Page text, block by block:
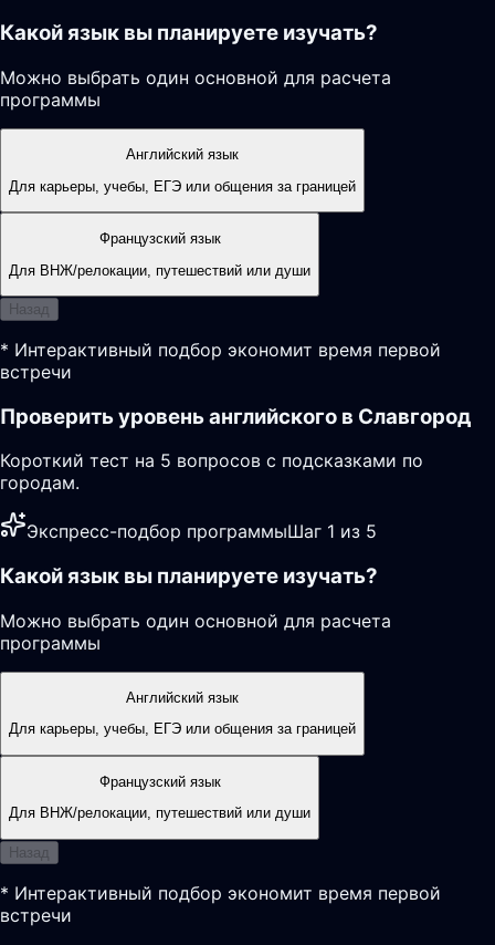
Какой язык вы планируете изучать?
Можно выбрать один основной для расчета
программы
Английский язык
Для карьеры, учебы, ЕГЭ или общения за границей
Французский язык
Для ВНЖ/релокации, путешествий или души
Назад
* Интерактивный подбор экономит время первой
встречи
Проверить уровень английского в Славгород
Короткий тест на 5 вопросов с подсказками по
городам.
Экспресс-подбор программыШаг 1 из 5
Какой язык вы планируете изучать?
Можно выбрать один основной для расчета
программы
Английский язык
Для карьеры, учебы, ЕГЭ или общения за границей
Французский язык
Для ВНЖ/релокации, путешествий или души
Назад
* Интерактивный подбор экономит время первой
встречи